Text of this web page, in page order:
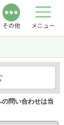
その他 メニュー
問い合わせは当